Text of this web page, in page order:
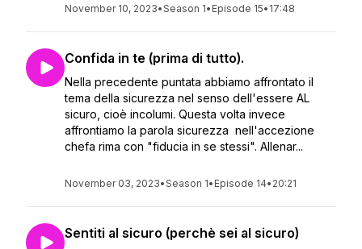
November 10, 2023•Season 1• Episode 15• 17:48
Confida in te (prima di tutto).
Nella precedente puntata abbiamo affrontato il
tema della sicurezza nel senso dell'essere AL
sicuro, cioè incolumi. Questa volta invece
affrontiamo la parola sicurezza nell'accezione
chefa rima con "fiducia in se stessi". Allenar...
November 03, 2023•Season 1• Episode 14• 20:21
Sentiti al sicuro (perchè sei al sicuro)